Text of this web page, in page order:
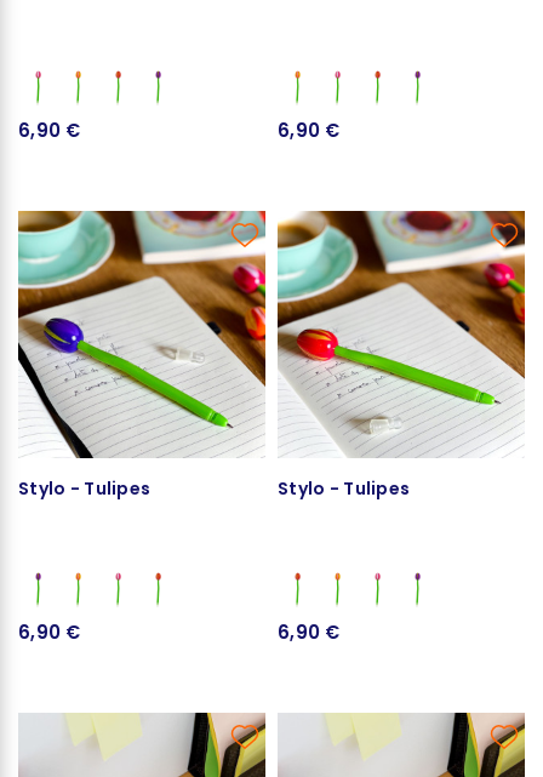
6,90 € 6,90 €
Stylo - Tulipes
6,90 €
Stylo - Tulipes
6,90 €